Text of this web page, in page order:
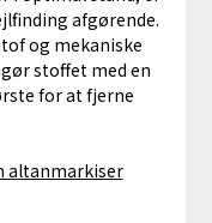
afgørende.
og mekaniske
stoffet med en
for at fjerne
altanmarkiser